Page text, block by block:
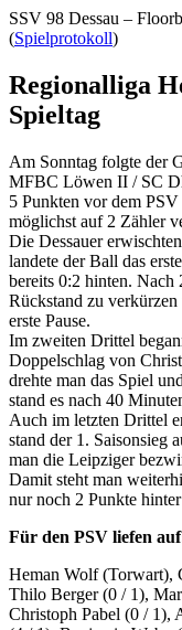
SSV 98 Dessau –
(Spielprotokoll)
Regionalliga
Spieltag
Am Sonntag folgte der
MFBC Löwen II / SC
5 Punkten vor dem
möglichst auf 2 Zähler
Die Dessauer
landete der Ball das
bereits 0:2 hinten. Nach
Rückstand zu
erste Pause.
Im zweiten Drittel
Doppelschlag von
drehte man das Spiel
stand es nach 40
Auch im letzten Drittel
stand der 1. Saisonsieg
man die Leipziger
Damit steht man
nur noch 2 Punkte
Für den PSV liefen
Heman Wolf (Torwart),
Thilo Berger (0 / 1),
Christoph Pabel (0 / 1),